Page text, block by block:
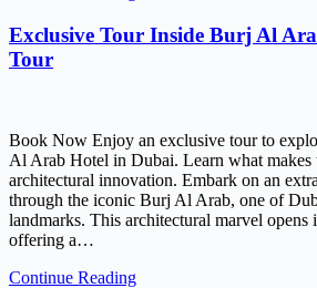
Exclusive Tour Inside Burj Al
Tour
Book Now Enjoy an exclusive tour to
Al Arab Hotel in Dubai. Learn what makes
architectural innovation. Embark on an
through the iconic Burj Al Arab, one of
landmarks. This architectural marvel opens
offering a…
Continue Reading